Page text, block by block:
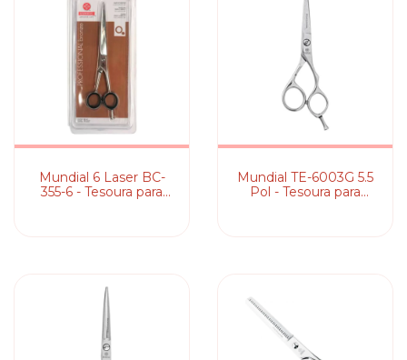
Mundial 6 Laser BC-
355-6 - Tesoura para
Mundial TE-6003G 5.5
Pol - Tesoura para